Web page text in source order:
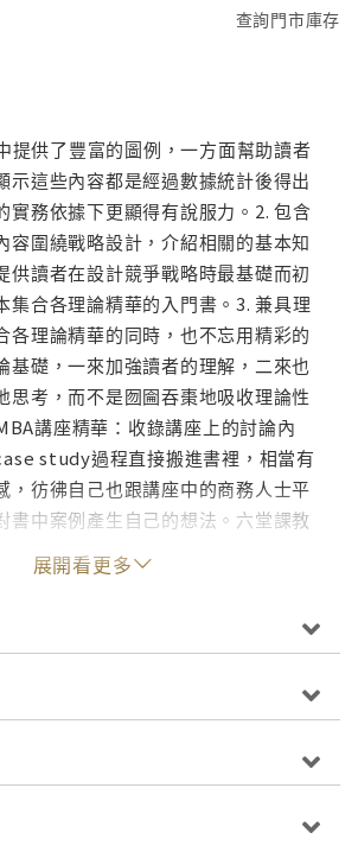
查詢門市庫存
提供了豐富的圖例，一方面幫助讀者
示這些內容都是經過數據統計後得出
實務依據下更顯得有說服力。2. 包含
容圍繞戰略設計，介紹相關的基本知
供讀者在設計競爭戰略時最基礎而初
集合各理論精華的入門書。3. 兼具理
各理論精華的同時，也不忘用精彩的
基礎，一來加強讀者的理解，二來也
思考，而不是囫圇吞棗地吸收理論性
講座精華：收錄講座上的討論內
study過程直接搬進書裡，相當有
，彷彿自己也跟講座中的商務人士平
書中案例產生自己的想法。六堂課教
本想擴張、打造專屬事業版圖的商務
寶典從競爭戰略、商業模式、行
全球戰略為你的商場之路颳起一場迎
六位日本早稻田大學商學院教授聯手
功的企業家不該再固守單一產業「從
該看見世界以及趨勢的潮流然而面對
六位教授特別將私藏的MBA作戰策
展開看更多